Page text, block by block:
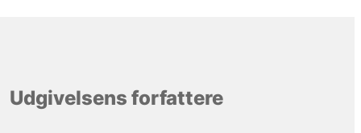
Udgivelsens forfattere